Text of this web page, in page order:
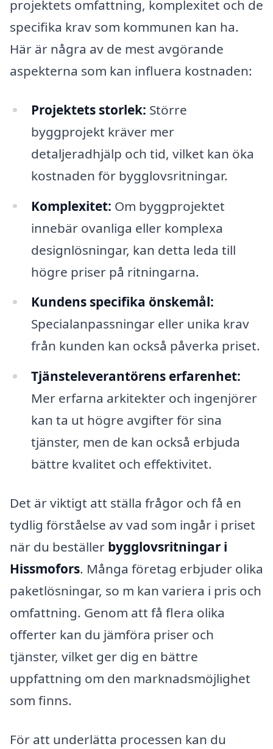
projektets omfattning, komplexitet och de
specifika krav som kommunen kan ha.
Här är några av de mest avgörande
aspekterna som kan influera kostnaden:
Projektets storlek: Större
byggprojekt kräver mer
detaljeradhjälp och tid, vilket kan öka
kostnaden för bygglovsritningar.
Komplexitet: Om byggprojektet
innebär ovanliga eller komplexa
designlösningar, kan detta leda till
högre priser på ritningarna.
Kundens specifika önskemål:
Specialanpassningar eller unika krav
från kunden kan också påverka priset.
Tjänsteleverantörens erfarenhet:
Mer erfarna arkitekter och ingenjörer
kan ta ut högre avgifter för sina
tjänster, men de kan också erbjuda
bättre kvalitet och effektivitet.
Det är viktigt att ställa frågor och få en
tydlig förståelse av vad som ingår i priset
när du beställer bygglovsritningar i
Hissmofors. Många företag erbjuder olika
paketlösningar, so m kan variera i pris och
omfattning. Genom att få flera olika
offerter kan du jämföra priser och
tjänster, vilket ger dig en bättre
uppfattning om den marknadsmöjlighet
som finns.
För att underlätta processen kan du